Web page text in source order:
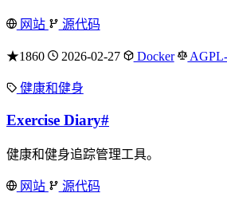
网站 源代码
★1860 2026-02-27 Docker
健康和健身
Exercise Diary#
健康和健身追踪管理工具。
网站 源代码